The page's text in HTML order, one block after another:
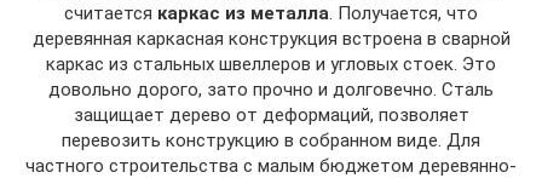
считается каркас из металла. Получается, что
деревянная каркасная конструкция встроена в сварной
каркас из стальных швеллеров и угловых стоек. Это
довольно дорого, зато прочно и долговечно. Сталь
защищает дерево от деформаций, позволяет
перевозить конструкцию в собранном виде. Для
частного строительства с малым бюджетом деревянно-